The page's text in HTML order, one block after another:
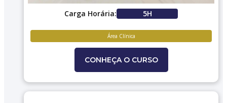
Carga Horária: 5H
Área Clínica
CONHEÇA O CURSO